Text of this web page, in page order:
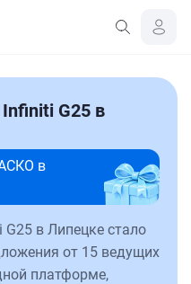
G25 в
в
в Липецке стало
от 15 ведущих
платформе,